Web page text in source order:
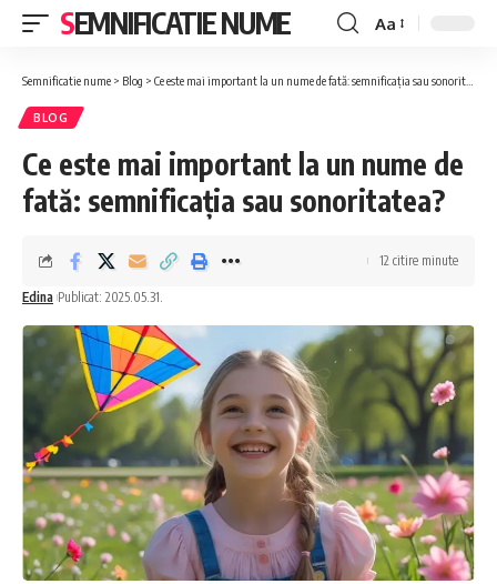
SEMNIFICATIE NUME
Font
Aa
Semnificatie nume > Blog > Ce este mai important la un nume de fată: semnificația sau sonoritatea?
BLOG
Ce este mai important la un nume de
fată: semnificația sau sonoritatea?
Edina Publicat: 2025.05.31.
12 citire minute